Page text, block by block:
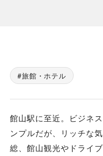
旅館・ホテル
館山駅に至近。ビジネ
ンプルだが、リッチな
総、館山観光やドライ